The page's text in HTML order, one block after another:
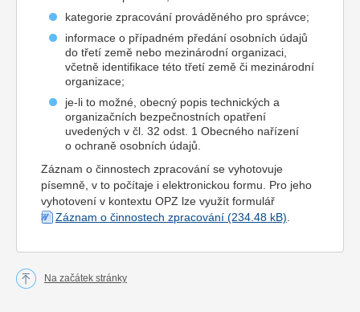
kategorie zpracování prováděného pro správce;
informace o případném předání osobních údajů
do třetí země nebo mezinárodní organizaci,
včetně identifikace této třetí země či mezinárodní
organizace;
je-li to možné, obecný popis technických a
organizačních bezpečnostních opatření
uvedených v čl. 32 odst. 1 Obecného nařízení
o ochraně osobních údajů.
Záznam o činnostech zpracování se vyhotovuje
písemně, v to počítaje i elektronickou formu. Pro jeho
vyhotovení v kontextu OPZ lze využít formulář
Záznam o činnostech zpracování
Na začátek stránky